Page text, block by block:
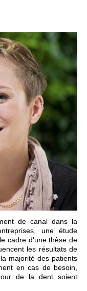
de canal dans la
une étude
cadre d'une thèse de
les résultats de
majorité des patients
en cas de besoin,
de la dent soient